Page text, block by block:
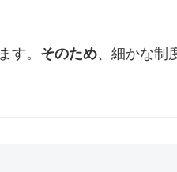
す。 そのため、細かな制